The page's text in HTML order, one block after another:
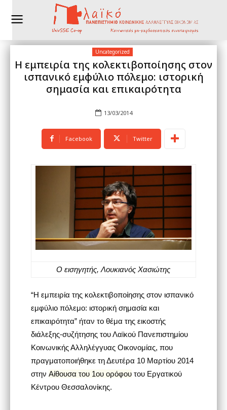
Uncategorized
Η εμπειρία της κολεκτιβοποίησης στον
ισπανικό εμφύλιο πόλεμο: ιστορική
σημασία και επικαιρότητα
13/03/2014
Facebook Twitter
Ο εισηγητής, Λουκιανός Χασιώτης
“Η εμπειρία της κολεκτιβοποίησης στον ισπανικό
εμφύλιο πόλεμο: ιστορική σημασία και
επικαιρότητα” ήταν το θέμα της εικοστής
διάλεξης-συζήτησης του Λαϊκού Πανεπιστημίου
Κοινωνικής Αλληλέγγυας Οικονομίας, που
πραγματοποιήθηκε τη Δευτέρα 10 Μαρτίου 2014
στην Αίθουσα του 1ου ορόφουτου Εργατικού
Κέντρου Θεσσαλονίκης.